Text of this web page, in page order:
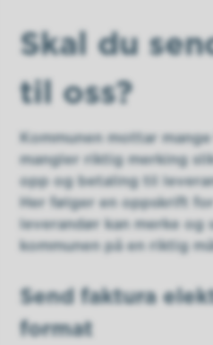
Skal du
til oss?
Kommunen mottar
mangler riktig merking
opp og betaling til
Her følger en oppskrift
leverandør kan merke og
kommunen på en riktig
Send faktura
format